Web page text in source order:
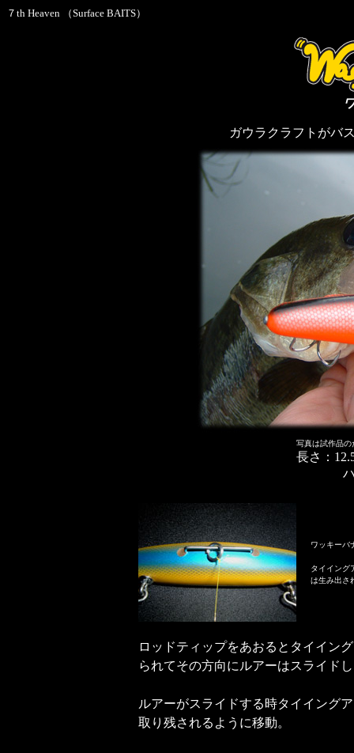
７th Heaven （Surface BAITS）
ガウラクラフトがバ
写真は試作品の
長さ：
ワッキーバ
タイイング
は生み出さ
ロッドティップをあおるとタイイン
られてその方向にルアーはスライド
ルアーがスライドする時タイイング
取り残されるように移動。